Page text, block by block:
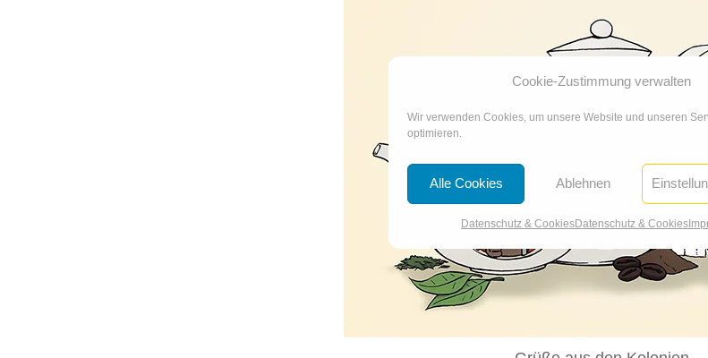
Cookie-Zustimmung verwalten
Wir verwenden Cookies, um unsere Website und unseren
optimieren.
Alle Cookies Ablehnen
Datenschutz & CookiesDatenschutz & Cookies